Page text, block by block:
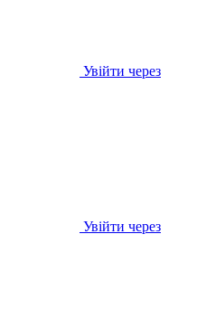
Увійти через
Увійти через